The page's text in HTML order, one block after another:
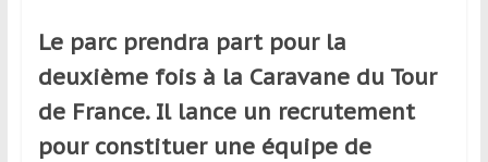
passionnés
simples
spectateurs
de
Le parc prendra part pour la
deuxième fois à la Caravane du Tour
de France. Il lance un recrutement
pour constituer une équipe de